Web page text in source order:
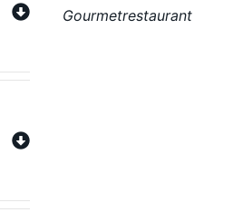
Gourmetrestaurant